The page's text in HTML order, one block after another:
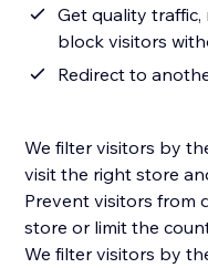
Get quality
block visitors
Redirect to
We filter visitors by
visit the right store
Prevent visitors from
store or limit the
We filter visitors by